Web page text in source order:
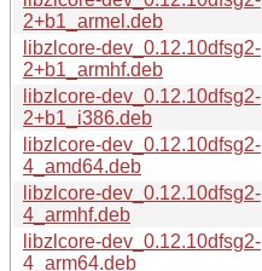
2+b1_armel.deb
libzlcore-dev_0.12.10dfsg2-
2+b1_armhf.deb
libzlcore-dev_0.12.10dfsg2-
2+b1_i386.deb
libzlcore-dev_0.12.10dfsg2-
4_amd64.deb
libzlcore-dev_0.12.10dfsg2-
4_armhf.deb
libzlcore-dev_0.12.10dfsg2-
4_arm64.deb